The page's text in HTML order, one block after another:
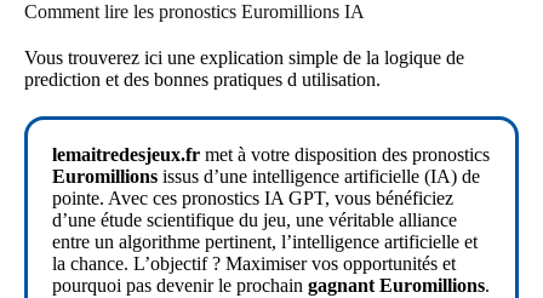
Comment lire les pronostics Euromillions IA
Vous trouverez ici une explication simple de la logique de
prediction et des bonnes pratiques d utilisation.
lemaitredesjeux.fr met à votre disposition des pronostics
Euromillions issus d’une intelligence artificielle (IA) de
pointe. Avec ces pronostics IA GPT, vous bénéficiez
d’une étude scientifique du jeu, une véritable alliance
entre un algorithme pertinent, l’intelligence artificielle et
la chance. L’objectif ? Maximiser vos opportunités et
pourquoi pas devenir le prochain gagnant Euromillions.